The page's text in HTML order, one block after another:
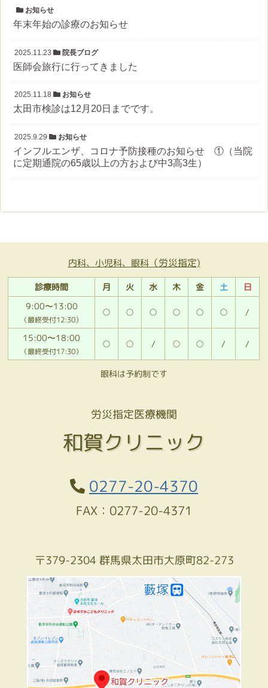
お知らせ
年末年始の診療のお知らせ
2025.11.23 院長ブログ
医師会旅行に行ってきました
2025.11.18 お知らせ
太田市検診は12月20日までです。
2025.9.29 お知らせ
インフルエンザ、コロナ予防接種のお知らせ ①（当院
に定期通院の65歳以上の方および中3高3生）
内科、小児科、眼科（労災指定)
診療時間 月 火 水 木 金 土
日
9:00〜13:00
（最終受付12:30）
○ ○ ○ ○ ○ ○ /
15:00〜18:00
（最終受付17:30）
○ ○ / ○ ○ / /
眼科は予約制です
労災指定医療機関
和賀クリニック
0277-20-4370
FAX：0277-20-4371
〒379-2304 群馬県太田市大原町82-273